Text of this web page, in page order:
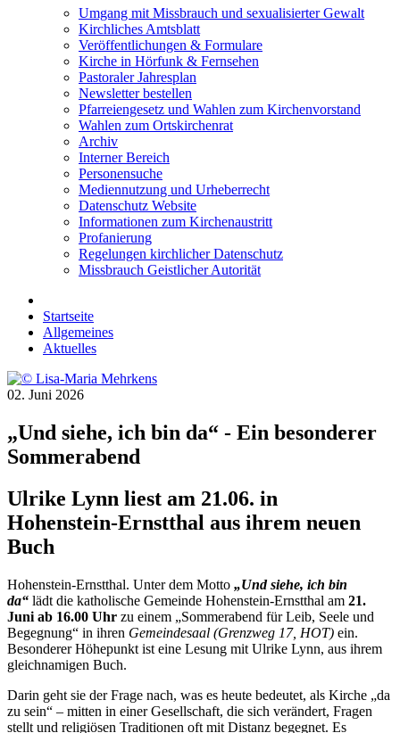
Umgang mit Missbrauch und sexualisierter Gewalt
Kirchliches Amtsblatt
Veröffentlichungen & Formulare
Kirche in Hörfunk & Fernsehen
Pastoraler Jahresplan
Newsletter bestellen
Pfarreiengesetz und Wahlen zum Kirchenvorstand
Wahlen zum Ortskirchenrat
Archiv
Interner Bereich
Personensuche
Mediennutzung und Urheberrecht
Datenschutz Website
Informationen zum Kirchenaustritt
Profanierung
Regelungen kirchlicher Datenschutz
Missbrauch Geistlicher Autorität
Startseite
Allgemeines
Aktuelles
02. Juni 2026
„Und siehe, ich bin da“ - Ein besonderer
Sommerabend
Ulrike Lynn liest am 21.06. in
Hohenstein-Ernstthal aus ihrem neuen
Buch
Hohenstein-Ernstthal. Unter dem Motto „Und siehe, ich bin
da“ lädt die katholische Gemeinde Hohenstein-Ernstthal am 21.
Juni ab 16.00 Uhr zu einem „Sommerabend für Leib, Seele und
Begegnung“ in ihren Gemeindesaal (Grenzweg 17, HOT) ein.
Besonderer Höhepunkt ist eine Lesung mit Ulrike Lynn, aus ihrem
gleichnamigen Buch.
Darin geht sie der Frage nach, was es heute bedeutet, als Kirche „da
zu sein“ – mitten in einer Gesellschaft, die sich verändert, Fragen
stellt und religiösen Traditionen oft mit Distanz begegnet. Es